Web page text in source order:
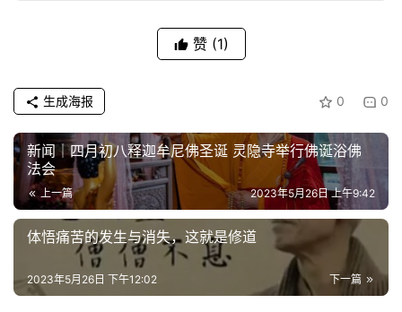
赞 (1)
0 0
生成海报
新闻｜四月初八释迦牟尼佛圣诞 灵隐寺举行佛诞浴佛
法会​
上一篇 2023年5月26日 上午9:42
体悟痛苦的发生与消失，这就是修道
下一篇
2023年5月26日 下午12:02